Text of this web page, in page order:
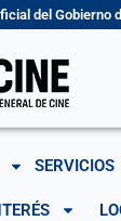
del Gobierno
SERVICIOS